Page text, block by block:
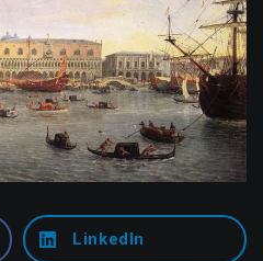
LinkedIn